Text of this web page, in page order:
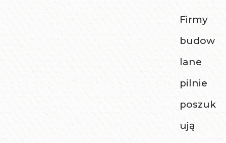
Firmy
budow
lane
pilnie
poszuk
ują